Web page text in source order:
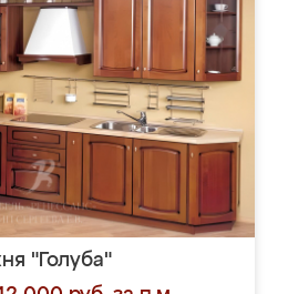
"Голуба"